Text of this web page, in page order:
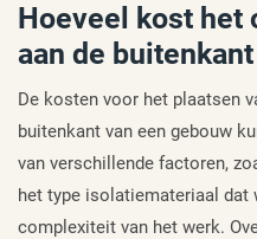
Hoeveel kost het
aan de
De kosten voor het plaatsen
buitenkant van een gebouw
van verschillende factoren,
het type isolatiemateriaal dat
complexiteit van het werk.